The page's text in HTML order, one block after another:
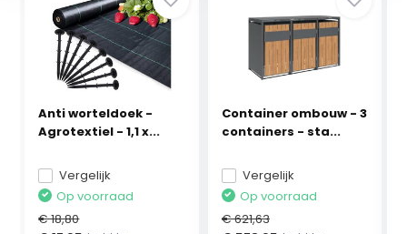
Anti worteldoek -
Agrotextiel - 1,1 x...
Vergelijk
Op voorraad
€ 18,80
Container ombouw - 3
containers - sta...
Vergelijk
Op voorraad
€ 621,63